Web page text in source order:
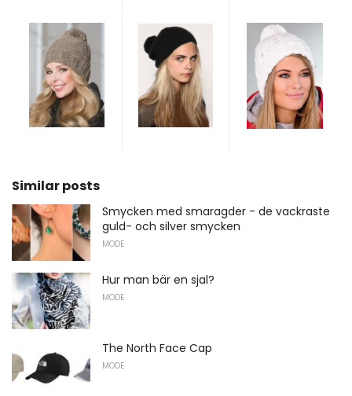
Similar posts
Smycken med smaragder - de vackraste
guld- och silver smycken
MODE
Hur man bär en sjal?
MODE
The North Face Cap
MODE